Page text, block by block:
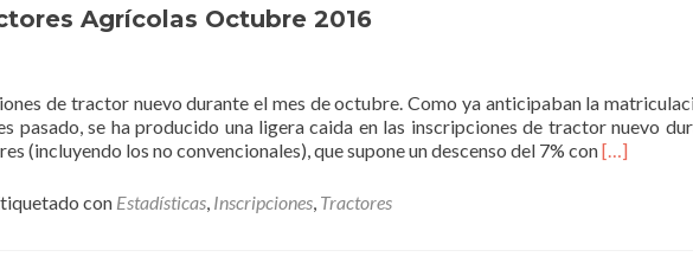
Agrícolas Octubre 2016
de tractor nuevo durante el mes de octubre. Como ya anticipaban la
pasado, se ha producido una ligera caida en las inscripciones de tractor nuevo
(incluyendo los no convencionales), que supone un descenso del 7% conRead
[…]
con Estadísticas, Inscripciones, Tractores